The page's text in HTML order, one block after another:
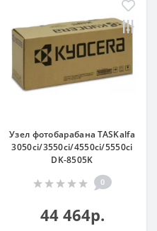
M6035cidn/M6535cidn
Узел фотобарабана TASKalfa
3050ci/3550ci/4550ci/5550ci
DK-8505K
0
44 464р.